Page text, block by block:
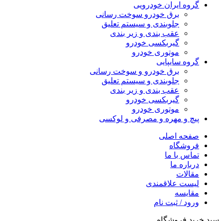
گروه ایران خودرویی
برق خودرو سوخت رسانی
جلوبندی و سیستم تعلیق
عقب بندی و زیر بندی
گیربکسی خودرو
موتوری خودرو
گروه سایپایی
برق خودرو و سوخت رسانی
جلوبندی و سیستم تعلیق
عقب بندی و زیر بندی
گیربکسی خودرو
موتوری خودرو
پیچ و مهره و مصرفی و لوکسی
صفحه اصلی
فروشگاه
تماس با ما
درباره ما
مقالات
لیست علاقمندی
مقایسه
ورود / ثبت نام